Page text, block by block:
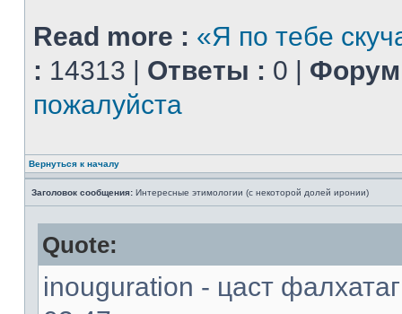
Read more : «Я по тебе
: 14313 | Ответы : 0 |
пожалуйста
Вернуться к началу
Заголовок сообщения: Интересные этимологии (с некоторой долей иронии)
Quote:
inouguration - цаст